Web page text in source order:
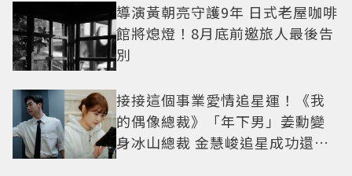
導演黃朝亮守護9年 日式老屋咖啡
館將熄燈！8月底前邀旅人最後告
別
接接這個事業愛情追星運！《我
的偶像總裁》「年下男」姜勳變
身冰山總裁 金慧峻追星成功還偶